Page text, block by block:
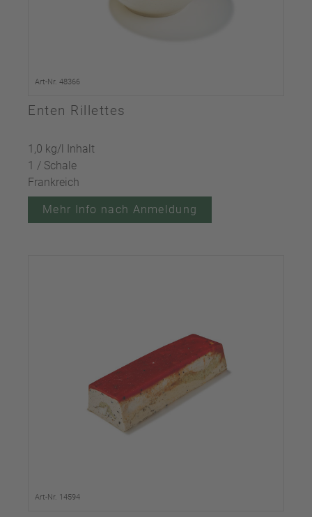
Art-Nr. 48366
Enten Rillettes
1,0 kg/l Inhalt
1 / Schale
Frankreich
Mehr Info nach Anmeldung
Art-Nr. 14594